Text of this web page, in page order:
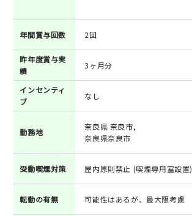
年間賞与回数 2回
昨年度賞与実
績
3ヶ月分
インセンティ
ブ
なし
勤務地
奈良県 奈良市,
奈良県奈良市
受動喫煙対策 屋内原則禁止 (喫煙専用室設置)
転勤の有無 可能性はあるが、最大限考慮